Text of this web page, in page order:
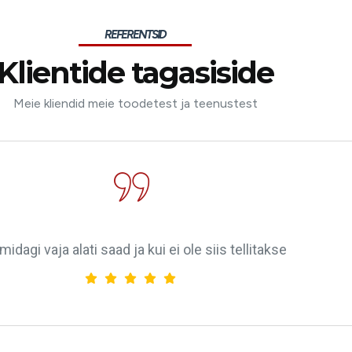
REFERENTSID
tagasiside
Meie kliendid meie toodetest ja teenustest
vaja alati saad ja kui ei ole siis tellitakse